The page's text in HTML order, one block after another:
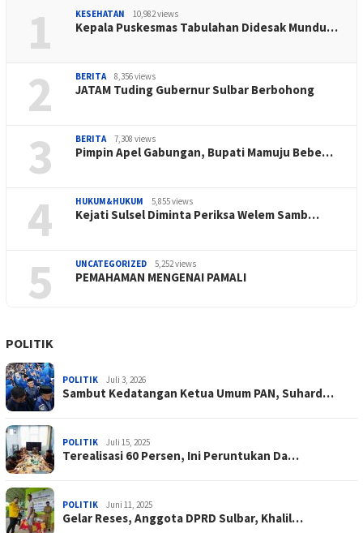
1 KESEHATAN 10,982 views
Kepala Puskesmas Tabulahan Didesak Mundu…
2 BERITA 8,356 views
JATAM Tuding Gubernur Sulbar Berbohong
3 BERITA 7,308 views
Pimpin Apel Gabungan, Bupati Mamuju Bebe…
4 HUKUM&HUKUM 5,855 views
Kejati Sulsel Diminta Periksa Welem Samb…
5 UNCATEGORIZED 5,252 views
PEMAHAMAN MENGENAI PAMALI
POLITIK
POLITIK Juli 3, 2026
Sambut Kedatangan Ketua Umum PAN, Suhard…
POLITIK Juli 15, 2025
Terealisasi 60 Persen, Ini Peruntukan Da…
POLITIK Juni 11, 2025
Gelar Reses, Anggota DPRD Sulbar, Khalil…